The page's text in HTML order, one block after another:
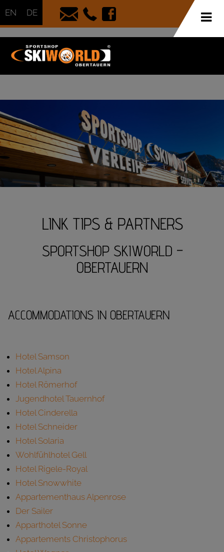
EN DE
LINK TIPS & PARTNERS
SPORTSHOP SKIWORLD –
OBERTAUERN
ACCOMMODATIONS IN OBERTAUERN
Hotel Samson
Hotel Alpina
Hotel Römerhof
Jugendhotel Tauernhof
Hotel Cinderella
Hotel Schneider
Hotel Solaria
Wohlfühlhotel Gell
Hotel Rigele-Royal
Hotel Snowwhite
Appartementhaus Alpenrose
Der Sailer
Apparthotel Sonne
Appartements Christophorus